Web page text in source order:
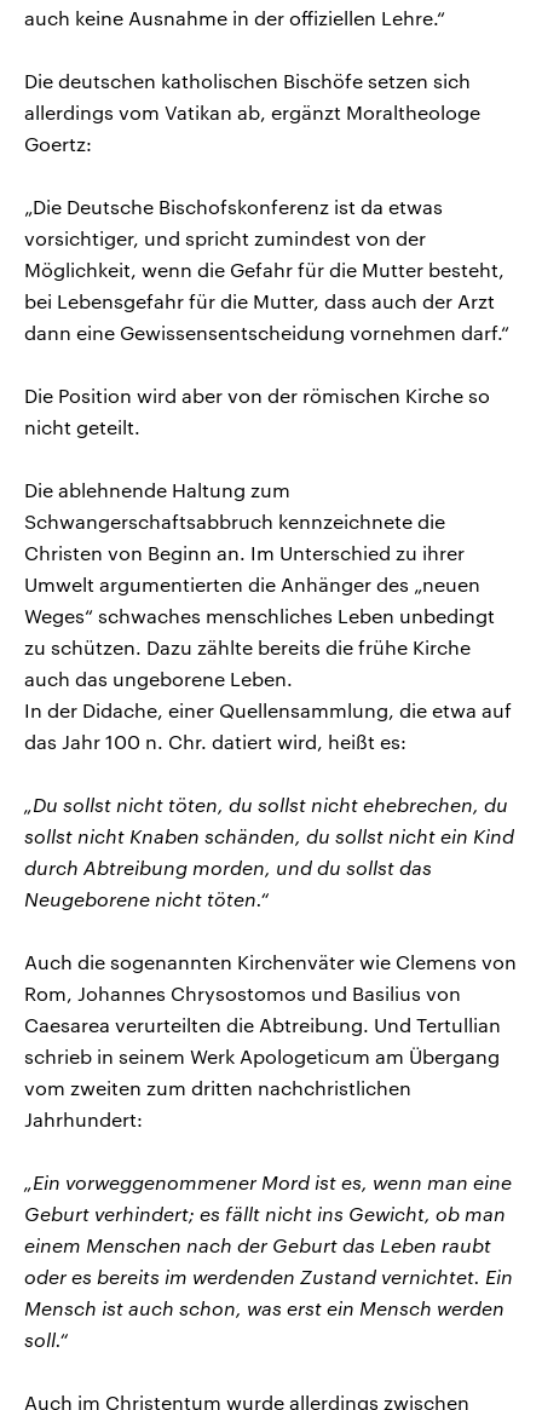
auch keine Ausnahme in der offiziellen Lehre.“
Die deutschen katholischen Bischöfe setzen sich
allerdings vom Vatikan ab, ergänzt Moraltheologe
Goertz:
„Die Deutsche Bischofskonferenz ist da etwas
vorsichtiger, und spricht zumindest von der
Möglichkeit, wenn die Gefahr für die Mutter besteht,
bei Lebensgefahr für die Mutter, dass auch der Arzt
dann eine Gewissensentscheidung vornehmen darf.“
Die Position wird aber von der römischen Kirche so
nicht geteilt.
Die ablehnende Haltung zum
Schwangerschaftsabbruch kennzeichnete die
Christen von Beginn an. Im Unterschied zu ihrer
Umwelt argumentierten die Anhänger des „neuen
Weges“ schwaches menschliches Leben unbedingt
zu schützen. Dazu zählte bereits die frühe Kirche
auch das ungeborene Leben.
In der Didache, einer Quellensammlung, die etwa auf
das Jahr 100 n. Chr. datiert wird, heißt es:
„Du sollst nicht töten, du sollst nicht ehebrechen, du
sollst nicht Knaben schänden, du sollst nicht ein Kind
durch Abtreibung morden, und du sollst das
Neugeborene nicht töten.“
Auch die sogenannten Kirchenväter wie Clemens von
Rom, Johannes Chrysostomos und Basilius von
Caesarea verurteilten die Abtreibung. Und Tertullian
schrieb in seinem Werk Apologeticum am Übergang
vom zweiten zum dritten nachchristlichen
Jahrhundert:
„Ein vorweggenommener Mord ist es, wenn man eine
Geburt verhindert; es fällt nicht ins Gewicht, ob man
einem Menschen nach der Geburt das Leben raubt
oder es bereits im werdenden Zustand vernichtet. Ein
Mensch ist auch schon, was erst ein Mensch werden
soll.“
Auch im Christentum wurde allerdings zwischen